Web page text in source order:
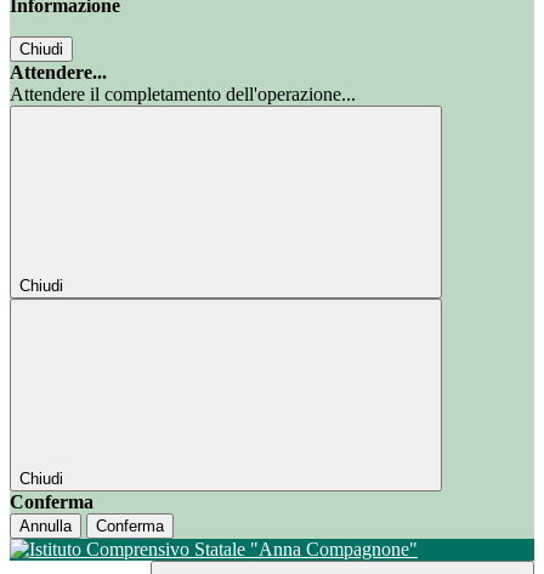
Informazione
Chiudi
Attendere...
Attendere il completamento dell'operazione...
Chiudi
Chiudi
Conferma
Annulla Conferma